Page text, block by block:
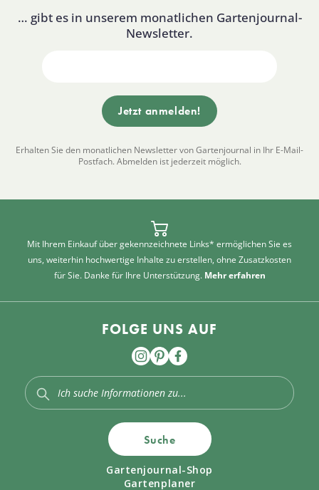
… gibt es in unserem monatlichen Gartenjournal-
Newsletter.
Erhalten Sie den monatlichen Newsletter von Gartenjournal in Ihr E-Mail-
Postfach. Abmelden ist jederzeit möglich.
Mit Ihrem Einkauf über gekennzeichnete Links* ermöglichen Sie es
uns, weiterhin hochwertige Inhalte zu erstellen, ohne Zusatzkosten
für Sie. Danke für Ihre Unterstützung. Mehr erfahren
FOLGE UNS AUF
Suche
Gartenjournal-Shop
Gartenplaner